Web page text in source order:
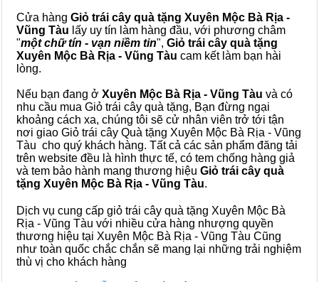
Cửa hàng Giỏ trái cây quà tặng Xuyên Mộc Bà Rịa -
Vũng Tàu lấy uy tín làm hàng đầu, với phương châm
"một chữ tín - vạn niềm tin", Giỏ trái cây quà tặng
Xuyên Mộc Bà Rịa - Vũng Tàu cam kết làm bạn hài
lòng.
Nếu bạn đang ở Xuyên Mộc Bà Rịa - Vũng Tàu và có
nhu cầu mua Giỏ trái cây quà tặng, Bạn đừng ngại
khoảng cách xa, chúng tôi sẽ cử nhân viên trở tới tận
nơi giao Giỏ trái cây Quà tặng Xuyên Mộc Bà Rịa - Vũng
Tàu cho quý khách hàng. Tất cả các sản phẩm đăng tải
trên website đều là hình thực tế, có tem chống hàng giả
và tem bảo hành mang thương hiệu Giỏ trái cây quà
tặng Xuyên Mộc Bà Rịa - Vũng Tàu.
Dịch vụ cung cấp giỏ trái cây quà tặng Xuyên Mộc Bà
Rịa - Vũng Tàu với nhiều cửa hàng nhượng quyền
thương hiệu tại Xuyên Mộc Bà Rịa - Vũng Tàu Cũng
như toàn quốc chắc chắn sẽ mang lại những trải nghiệm
thù vị cho khách hàng